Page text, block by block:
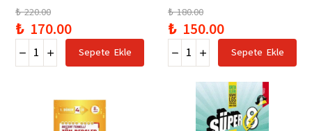
₺ 220.00
₺ 170.00
Sepete Ekle
Beceri Temelli
₺ 180.00
₺ 150.00
Sepete Ekle